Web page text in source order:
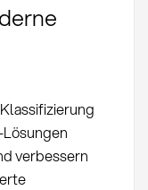
verbessern